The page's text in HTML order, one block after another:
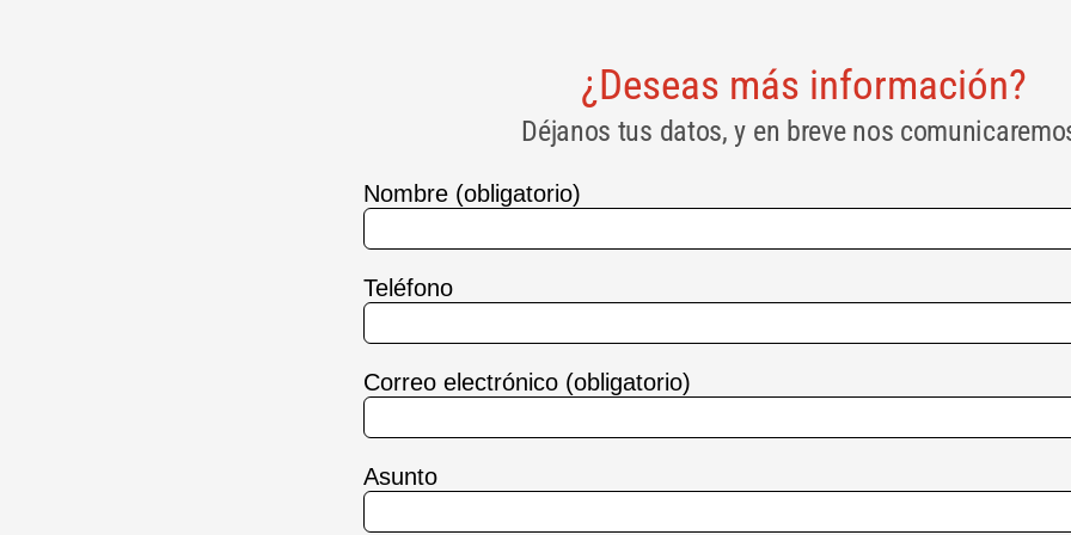
¿Deseas más información?
Déjanos tus datos, y en breve nos
Nombre (obligatorio)
Teléfono
Correo electrónico (obligatorio)
Asunto